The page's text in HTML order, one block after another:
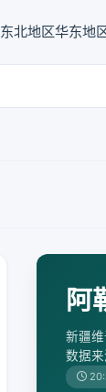
东北地区华东地
阿
新疆
数据